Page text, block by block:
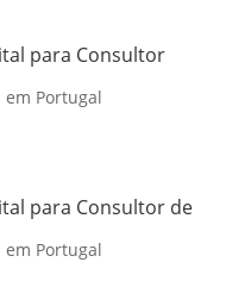
para Consultor
Portugal
para Consultor de
Portugal